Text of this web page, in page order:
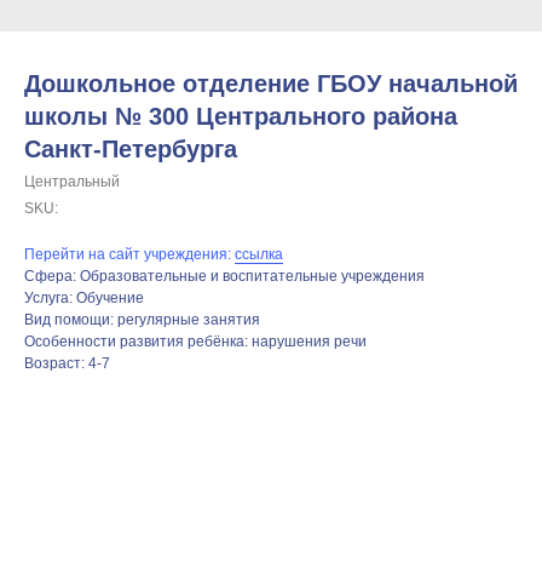
Дошкольное отделение ГБОУ начальной
школы № 300 Центрального района
Санкт-Петербурга
Центральный
SKU:
Перейти на сайт учреждения: ссылка
Сфера: Образовательные и воспитательные учреждения
Услуга: Обучение
Вид помощи: регулярные занятия
Особенности развития ребёнка: нарушения речи
Возраст: 4-7